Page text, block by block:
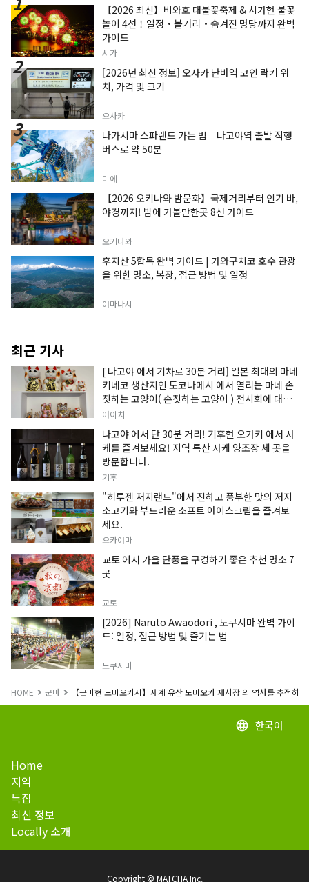
【2026 최신】비와호 대불꽃축제 & 시가현 불꽃
놀이 4선！일정・볼거리・숨겨진 명당까지 완벽
가이드
시가
[2026년 최신 정보] 오사카 난바역 코인 락커 위
치, 가격 및 크기
오사카
나가시마 스파랜드 가는 법｜나고야역 출발 직행
버스로 약 50분
미에
【2026 오키나와 밤문화】국제거리부터 인기 바,
야경까지! 밤에 가볼만한곳 8선 가이드
오키나와
후지산 5합목 완벽 가이드 | 가와구치코 호수 관광
을 위한 명소, 복장, 접근 방법 및 일정
야마나시
최근 기사
[ 나고야 에서 기차로 30분 거리] 일본 최대의 마네
키네코 생산지인 도코나메시 에서 열리는 마네 손
짓하는 고양이( 손짓하는 고양이 ) 전시회에 대한
정보입니다.
아이치
나고야 에서 단 30분 거리! 기후현 오가키 에서 사
케를 즐겨보세요! 지역 특산 사케 양조장 세 곳을
방문합니다.
기후
"히루젠 저지랜드"에서 진하고 풍부한 맛의 저지
소고기와 부드러운 소프트 아이스크림을 즐겨보
세요.
오카야마
교토 에서 가을 단풍을 구경하기 좋은 추천 명소 7
곳
교토
[2026] Naruto Awaodori , 도쿠시마 완벽 가이
드: 일정, 접근 방법 및 즐기는 법
도쿠시마
HOME 군마 【군마현 도미오카시】세계 유산 도미오카 제사장 의 역사를 추적
language 한국어
Home
지역
특집
최신 정보
Locally 소개
Copyright © MATCHA Inc.